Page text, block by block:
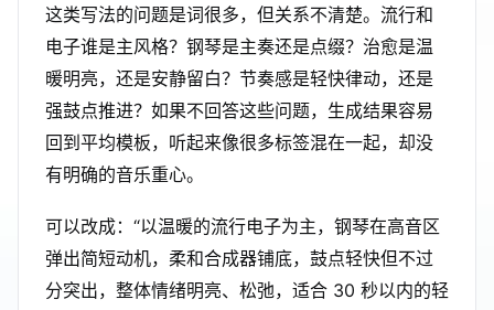
这类写法的问题是词很多，但关系不清楚。流行和
电子谁是主风格？钢琴是主奏还是点缀？治愈是温
暖明亮，还是安静留白？节奏感是轻快律动，还是
强鼓点推进？如果不回答这些问题，生成结果容易
回到平均模板，听起来像很多标签混在一起，却没
有明确的音乐重心。
可以改成：“以温暖的流行电子为主，钢琴在高音区
弹出简短动机，柔和合成器铺底，鼓点轻快但不过
分突出，整体情绪明亮、松弛，适合 30 秒以内的轻